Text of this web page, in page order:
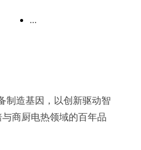
...
制造基因，以创新驱动智
商厨电热领域的百年品